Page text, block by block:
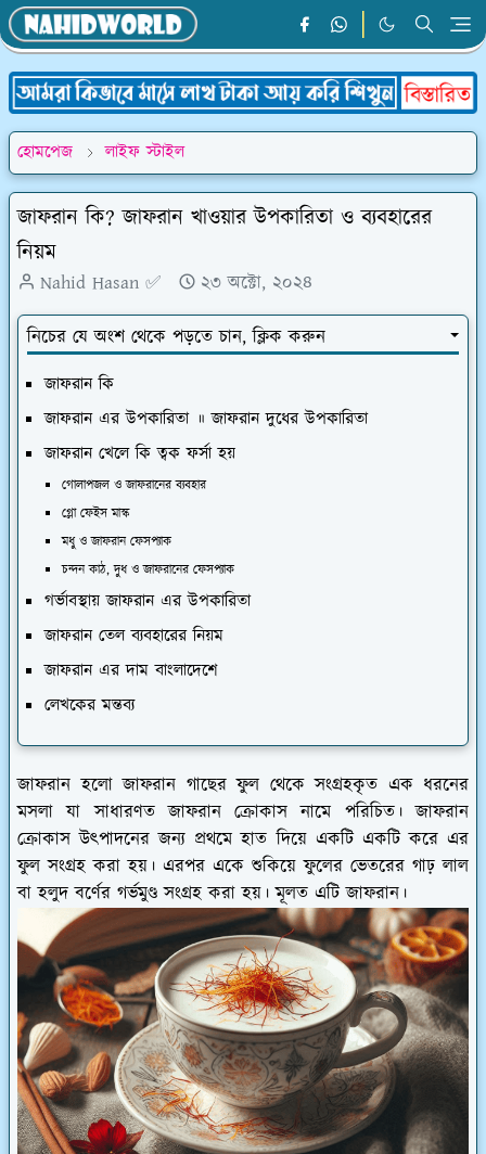
হোমপেজ লাইফ স্টাইল
জাফরান কি? জাফরান খাওয়ার উপকারিতা ও ব্যবহারের
নিয়ম
Nahid Hasan ✅ ২৩ অক্টো, ২০২৪
নিচের যে অংশ থেকে পড়তে চান, ক্লিক করুন
জাফরান কি
জাফরান এর উপকারিতা ॥ জাফরান দুধের উপকারিতা
জাফরান খেলে কি ত্বক ফর্সা হয়
গোলাপজল ও জাফরানের ব্যবহার
গ্লো ফেইস মাস্ক
মধু ও জাফরান ফেসপ্যাক
চন্দন কাঠ, দুধ ও জাফরানের ফেসপ্যাক
গর্ভাবস্থায় জাফরান এর উপকারিতা
জাফরান তেল ব্যবহারের নিয়ম
জাফরান এর দাম বাংলাদেশে
লেখকের মন্তব্য
জাফরান হলো জাফরান গাছের ফুল থেকে সংগ্রহকৃত এক ধরনের
মসলা যা সাধারণত জাফরান ক্রোকাস নামে পরিচিত। জাফরান
ক্রোকাস উৎপাদনের জন্য প্রথমে হাত দিয়ে একটি একটি করে এর
ফুল সংগ্রহ করা হয়। এরপর একে শুকিয়ে ফুলের ভেতরের গাঢ় লাল
বা হলুদ বর্ণের গর্ভমুণ্ড সংগ্রহ করা হয়। মূলত এটি জাফরান।